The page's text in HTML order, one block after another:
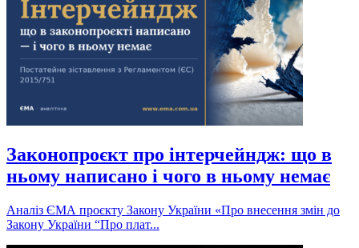
Законопроєкт про інтерчейндж: що в
ньому написано і чого в ньому немає
Аналіз ЄМА проєкту Закону України «Про внесення змін до
Закону України “Про плат...